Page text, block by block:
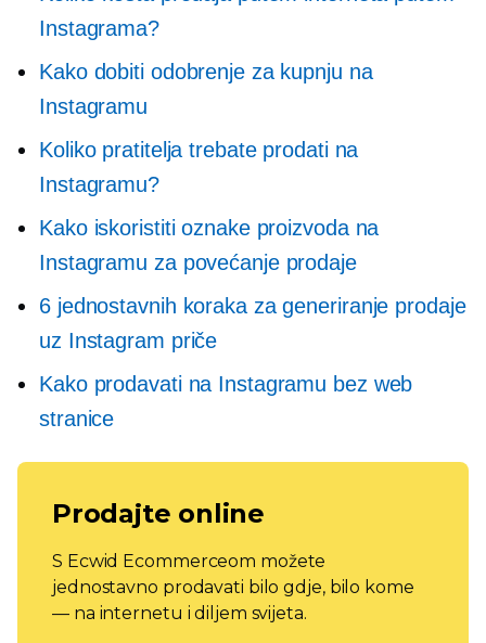
Instagrama?
Kako dobiti odobrenje za kupnju na
Instagramu
Koliko pratitelja trebate prodati na
Instagramu?
Kako iskoristiti oznake proizvoda na
Instagramu za povećanje prodaje
6 jednostavnih koraka za generiranje prodaje
uz Instagram priče
Kako prodavati na Instagramu bez web
stranice
Prodajte online
S Ecwid Ecommerceom možete
jednostavno prodavati bilo gdje, bilo kome
— na internetu i diljem svijeta.